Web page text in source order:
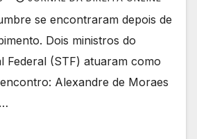
se encontraram depois de
Dois ministros do
Federal (STF) atuaram como
Alexandre de Moraes